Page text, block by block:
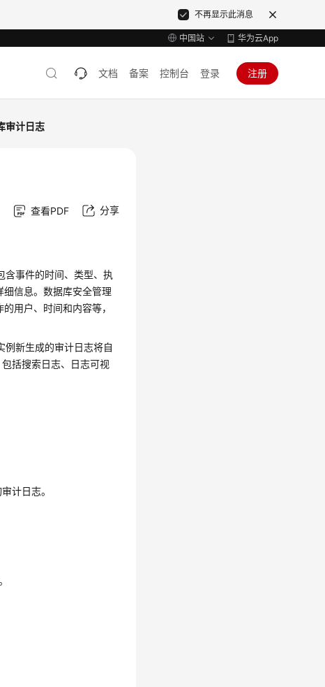
不再显示此消息
中国站 华为云App
文档 备案 控制台 登录 注册
审计日志
查看PDF 分享
含事件的时间、类型、执
信息。数据库安全管理
用户、时间和内容等，
例新生成的审计日志将自
括搜索日志、日志可视
计日志。